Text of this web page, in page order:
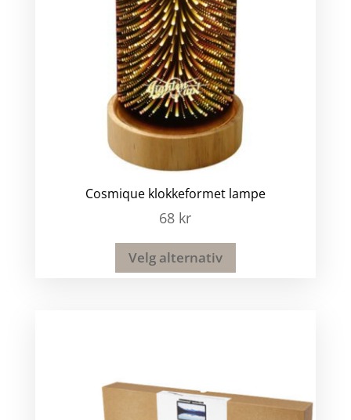
Cosmique klokkeformet lampe
68 kr
Velg alternativ